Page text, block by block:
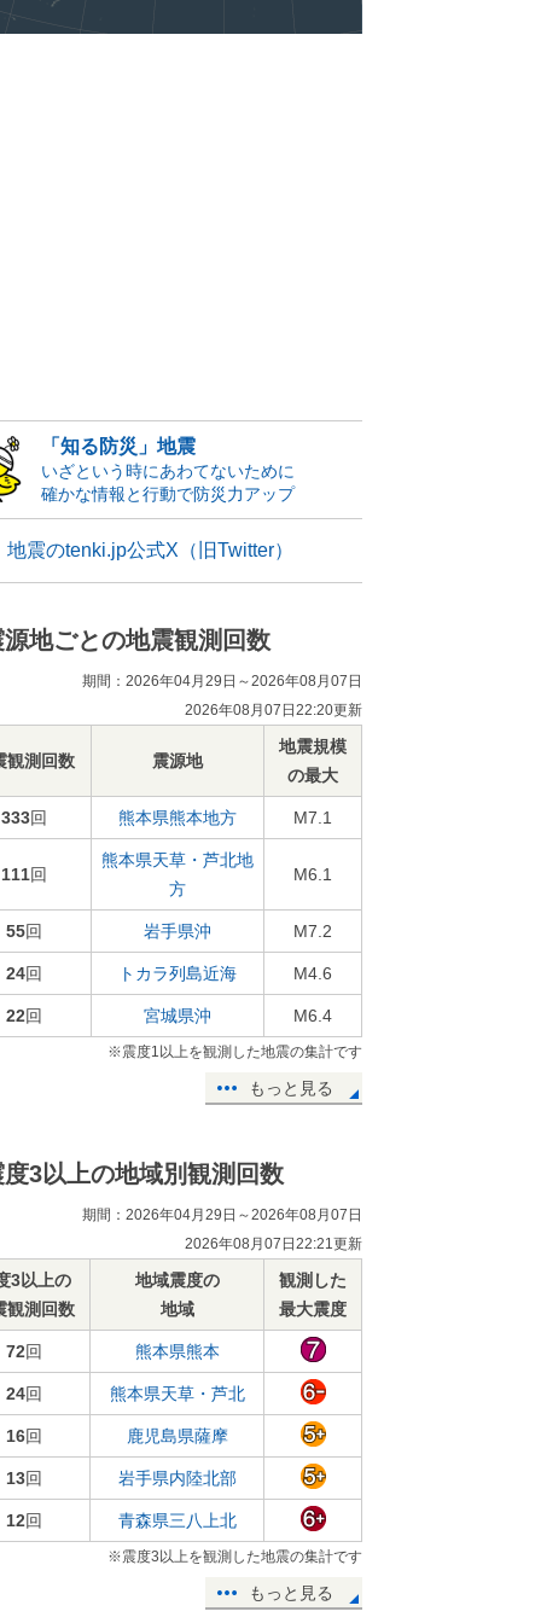
「知る防災」地震
いざという時にあわてないために
確かな情報と行動で防災力アップ
地震のtenki.jp公式X（旧Twitter）
源地ごとの地震観測回数
期間：2026年04月29日～2026年08月07日
2026年08月07日22:20更新
観測回数 震源地
地震規模
の最大
333回 熊本県熊本地方 M7.1
111回
熊本県天草・芦北地
方
M6.1
55回 岩手県沖 M7.2
24回 トカラ列島近海 M4.6
22回 宮城県沖 M6.4
※震度1以上を観測した地震の集計です
もっと見る
度3以上の地域別観測回数
期間：2026年04月29日～2026年08月07日
2026年08月07日22:21更新
3以上の
観測回数
地域震度の
地域
観測した
最大震度
72回 熊本県熊本
24回 熊本県天草・芦北
16回 鹿児島県薩摩
13回 岩手県内陸北部
12回 青森県三八上北
※震度3以上を観測した地震の集計です
もっと見る